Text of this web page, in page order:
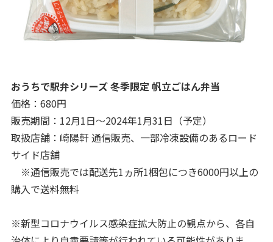
おうちで駅弁シリーズ 冬季限定 帆立ごはん弁当
価格：680円
販売期間：12月1日～2024年1月31日（予定）
取扱店舗：崎陽軒 通信販売、一部冷凍設備のあるロード
サイド店舗
※通信販売では配送先1ヵ所1梱包につき6000円以上の
購入で送料無料
※新型コロナウイルス感染症拡大防止の観点から、各自